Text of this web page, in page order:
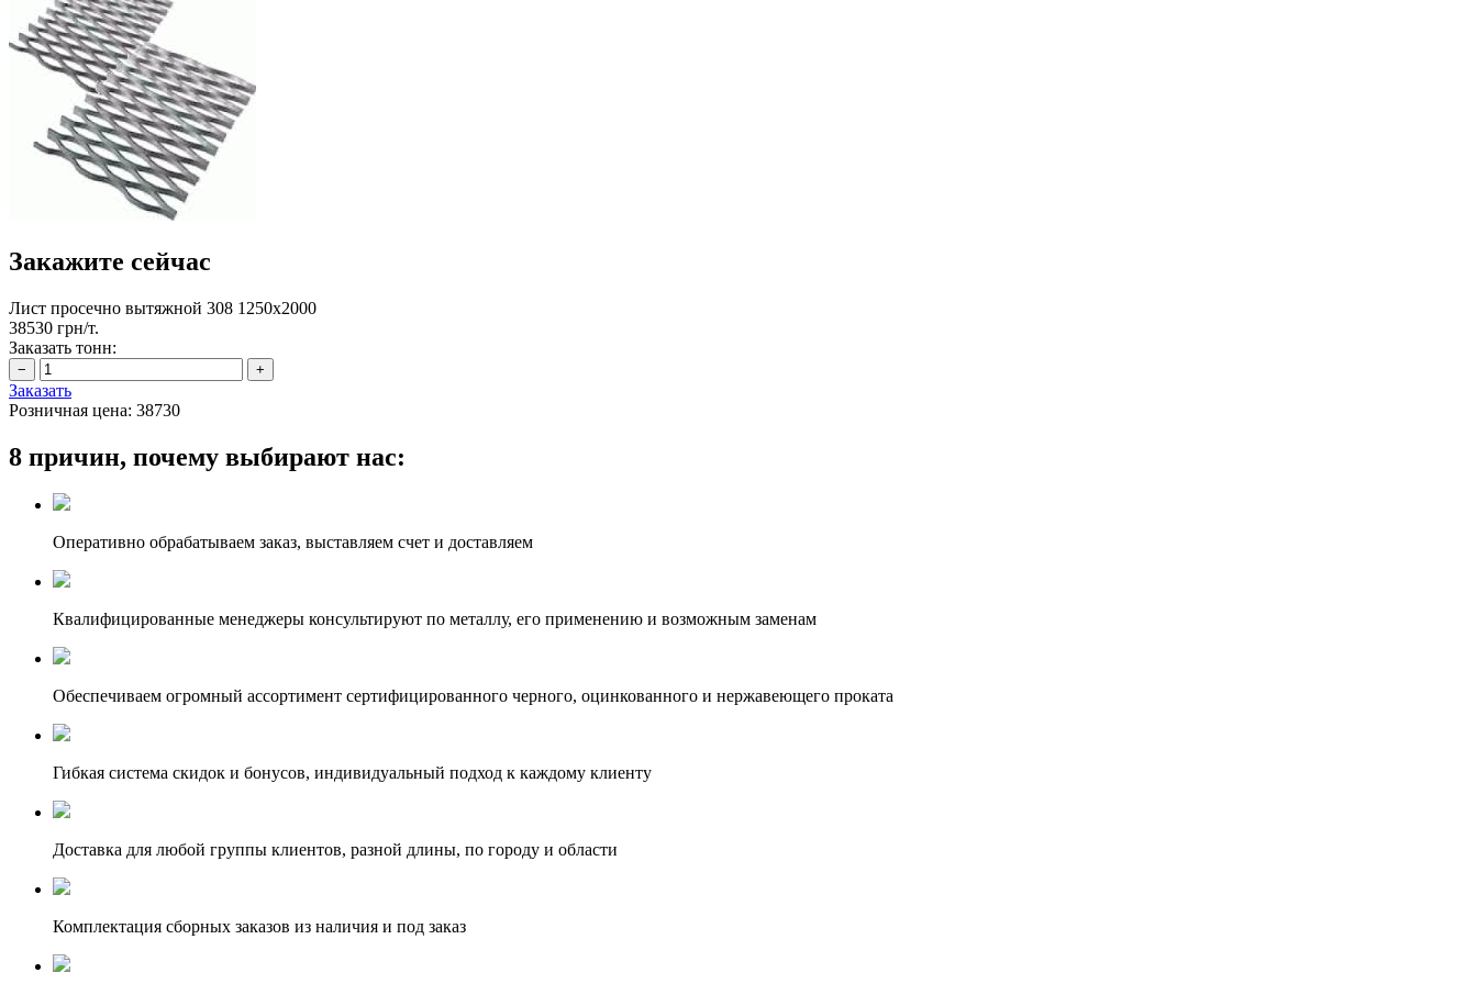
Закажите сейчас
Лист просечно вытяжной 308 1250х2000
38530 грн/т.
Заказать тонн:
Заказать
Розничная цена: 38730
8 причин, почему выбирают нас:
Оперативно обрабатываем заказ, выставляем счет и доставляем
Квалифицированные менеджеры консультируют по металлу, его применению и возможным заменам
Обеспечиваем огромный ассортимент сертифицированного черного, оцинкованного и нержавеющего проката
Гибкая система скидок и бонусов, индивидуальный подход к каждому клиенту
Доставка для любой группы клиентов, разной длины, по городу и области
Комплектация сборных заказов из наличия и под заказ